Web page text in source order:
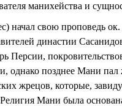
манихейства и
начал свою проповедь ок.
династии
Персии,
однако позднее Мани пал
жрецов, которые,
Мани была